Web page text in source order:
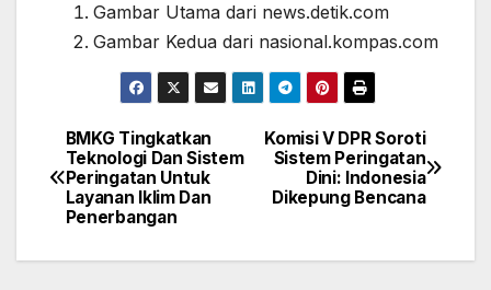
Gambar Utama dari news.detik.com
Gambar Kedua dari nasional.kompas.com
Post
navigation
Komisi V DPR Soroti
Sistem Peringatan
Dini: Indonesia
Dikepung Bencana
BMKG Tingkatkan
Teknologi Dan Sistem
Peringatan Untuk
Layanan Iklim Dan
Penerbangan